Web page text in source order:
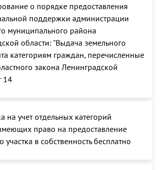
о порядке предоставления
поддержки администрации
муниципального района
области: "Выдача земельного
категориям граждан, перечисленные
закона Ленинградской
14
на учет отдельных категорий
право на предоставление
участка в собственность бесплатно